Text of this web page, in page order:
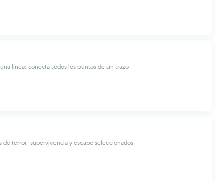
línea: conecta todos los puntos de un trazo
de terror, supervivencia y escape seleccionados